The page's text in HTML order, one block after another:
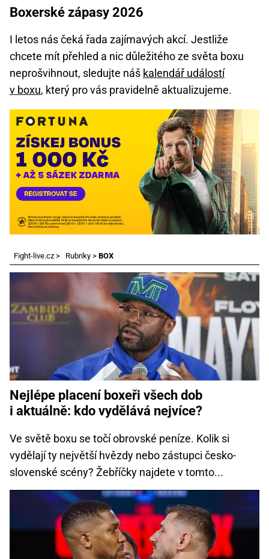
Boxerské zápasy 2026
I letos nás čeká řada zajímavých akcí. Jestliže
chcete mít přehled a nic důležitého ze světa boxu
neprošvihnout, sledujte náš kalendář událostí
v boxu, který pro vás pravidelně aktualizujeme.
Fight-live.cz > Rubriky > BOX
Nejlépe placení boxeři všech dob
i aktuálně: kdo vydělává nejvíce?
Ve světě boxu se točí obrovské peníze. Kolik si
vydělají ty největší hvězdy nebo zástupci česko-
slovenské scény? Žebříčky najdete v tomto...